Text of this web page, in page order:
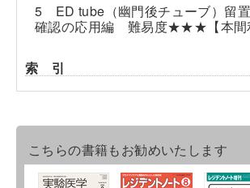
5 ED tube（幽門後チューブ）留
確認の応用編 難易度★★★【本間
索 引
こちらの書籍もお勧めいたします